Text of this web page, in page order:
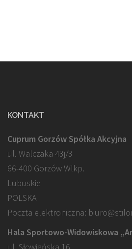
KONTAKT
Cuprum Gorzów Spółka Akcyjna
ul. Walczaka 43j/3
66-400 Gorzów Wlkp.
Lubuskie
POLSKA
Poczta elektroniczna:
Hala Sportowo-Widowiskowa
ul. Słowiańska 16